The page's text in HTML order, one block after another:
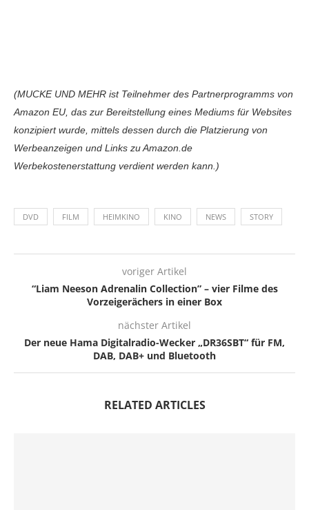
(MUCKE UND MEHR ist Teilnehmer des Partnerprogramms von
Amazon EU, das zur Bereitstellung eines Mediums für Websites
konzipiert wurde, mittels dessen durch die Platzierung von
Werbeanzeigen und Links zu Amazon.de
Werbekostenerstattung verdient werden kann.)
DVD FILM HEIMKINO KINO NEWS STORY
voriger Artikel
“Liam Neeson Adrenalin Collection” – vier Filme des
Vorzeigerächers in einer Box
nächster Artikel
Der neue Hama Digitalradio-Wecker „DR36SBT“ für FM,
DAB, DAB+ und Bluetooth
RELATED ARTICLES